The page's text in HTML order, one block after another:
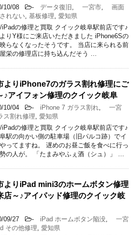
10/08 - データ復旧 , 一宮市,
画面
れない, 基板修理, 愛知県
iPadの修理と買取 クイック岐阜駅前店です♪
りY様にご来店いただきました iPhone6Sの
らなくなったそうです。 当店に来られる前
栄の修理店に持ち込んだそう …
よりiPhone7のガラス割れ修理にご
♪アイフォン修理のクイック岐阜
10/04 - iPhone 7 ガラス割れ,
一宮
ス割れ修理, 愛知県
iPadの修理と買取 クイック岐阜駅前店です♪
駅の向かい側の駐車場（旧パルコ跡）でイ
ってますね。 遅めのお昼ご飯を食べに行っ
の人が。 「たまみやふぇ酒（シュ）」 …
よりiPad mini3のホームボタン修理
店～♪アイパッド修理のクイック岐
09/27 - iPad ホームボタン陥没,
一宮
その他修理, 愛知県